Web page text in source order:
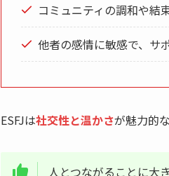
コミュニティの調和や結
他者の感情に敏感で、サ
ESFJは社交性と温かさが魅力的
人とつながることに大